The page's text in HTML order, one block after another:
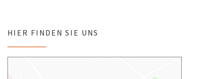
HIER FINDEN SIE UNS